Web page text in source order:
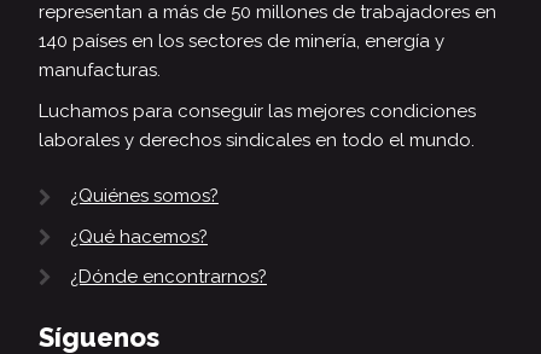
representan a más de 50 millones de trabajadores en
140 países en los sectores de minería, energía y
manufacturas.
Luchamos para conseguir las mejores condiciones
laborales y derechos sindicales en todo el mundo.
¿Quiénes somos?
¿Qué hacemos?
¿Dónde encontrarnos?
Síguenos